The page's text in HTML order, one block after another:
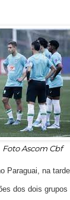
Cbf
Paraguai, na
dos dois grupos